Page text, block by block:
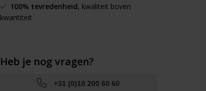
100% tevredenheid, kwaliteit boven
kwantiteit
Heb je nog vragen?
+31 (0)10 200 60 60